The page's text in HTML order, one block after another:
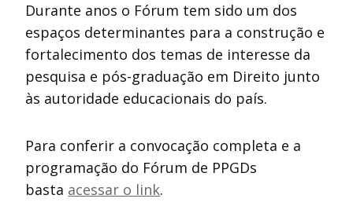
Durante anos o Fórum tem sido um dos
espaços determinantes para a construção e
fortalecimento dos temas de interesse da
pesquisa e pós-graduação em Direito junto
às autoridade educacionais do país.
Para conferir a convocação completa e a
programação do Fórum de PPGDs
basta acessar o link.